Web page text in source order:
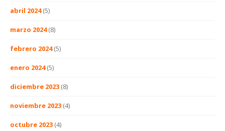
abril 2024(5)
marzo 2024(8)
febrero 2024(5)
enero 2024(5)
diciembre 2023 (8)
noviembre 2023 (4)
octubre 2023 (4)